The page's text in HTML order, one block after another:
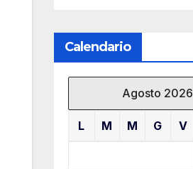
Calendario
Agosto 2026
L M M G V